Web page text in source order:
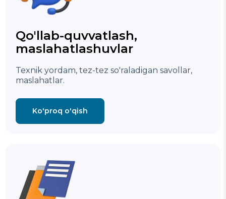
Qo'llab-quvvatlash,
maslahatlashuvlar
Texnik yordam, tez-tez so'raladigan savollar,
maslahatlar.
Ko'proq o'qish